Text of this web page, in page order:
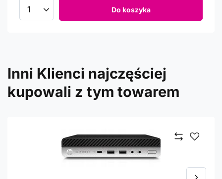
Do koszyka
Inni Klienci najczęściej
kupowali z tym towarem